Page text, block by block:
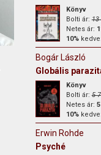
Könyv
Bolti ár:13
Netes ár:
10%
Bogár László
Globális
Könyv
Bolti ár:5
Netes ár:
10%
Erwin Rohde
Psyché